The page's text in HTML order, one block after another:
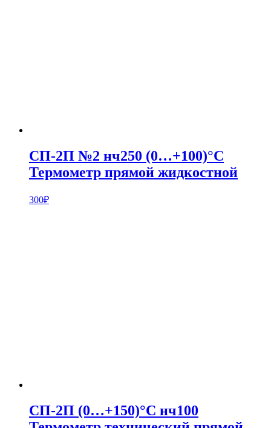
СП-2П №2 нч250 (0…+100)°С
Термометр прямой жидкостной
300₽
СП-2П (0…+150)°С нч100